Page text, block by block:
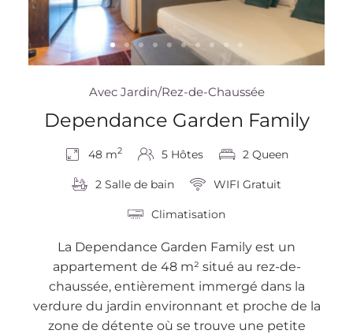
Avec Jardin/Rez-de-Chaussée
Dependance Garden Family
48 m2 5 Hôtes 2 Queen
2 Salle de bain WIFI Gratuit
Climatisation
La Dependance Garden Family est un
appartement de 48 m² situé au rez-de-
chaussée, entièrement immergé dans la
verdure du jardin environnant et proche de la
zone de détente où se trouve une petite